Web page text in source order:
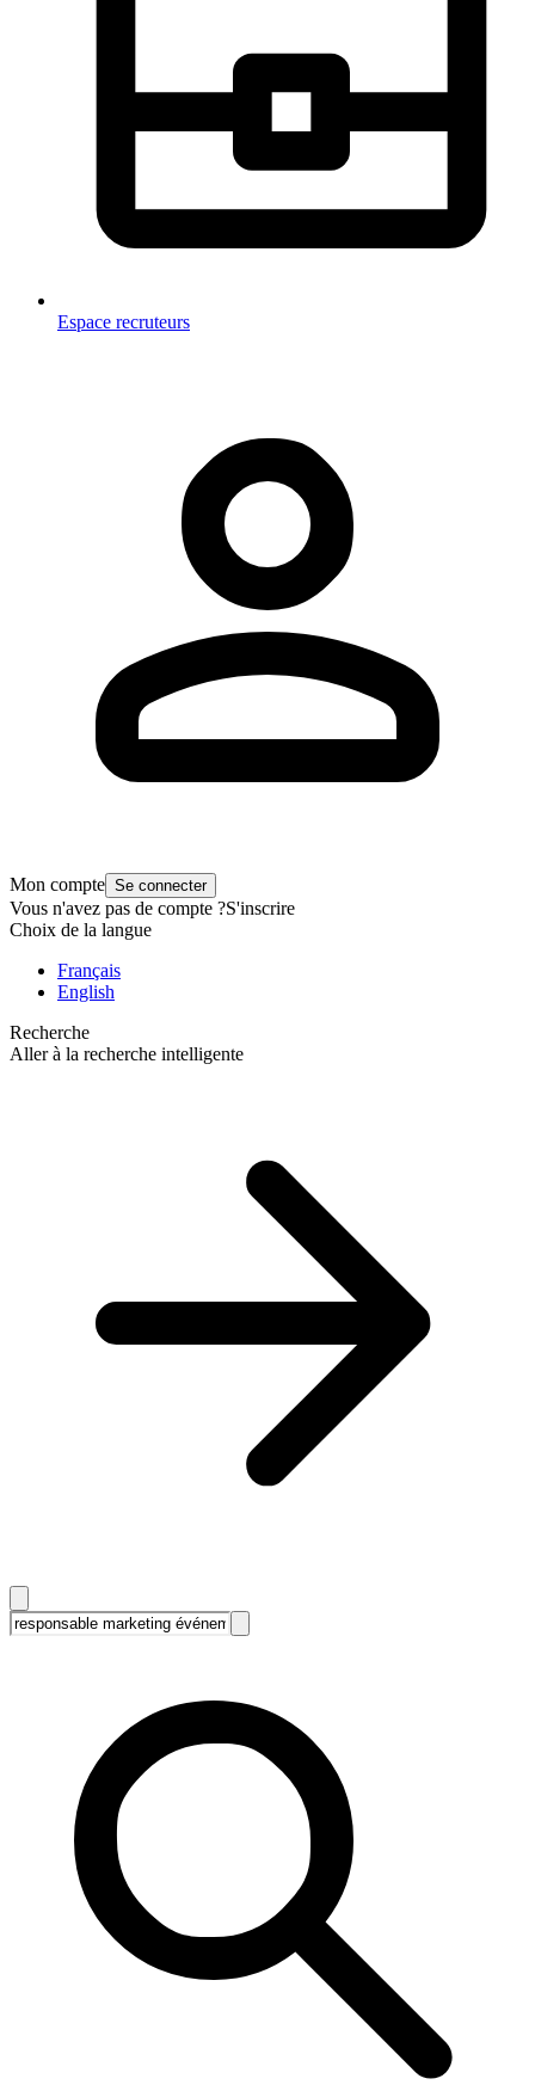
Espace recruteurs
Mon compte Se connecter
Vous n'avez pas de compte ?S'inscrire
Choix de la langue
Français
English
Recherche
Aller à la recherche intelligente